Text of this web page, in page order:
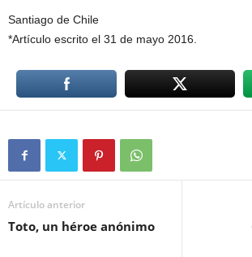
Santiago de Chile
*Artículo escrito el 31 de mayo 2016.
Artículo anterior
Toto, un héroe anónimo